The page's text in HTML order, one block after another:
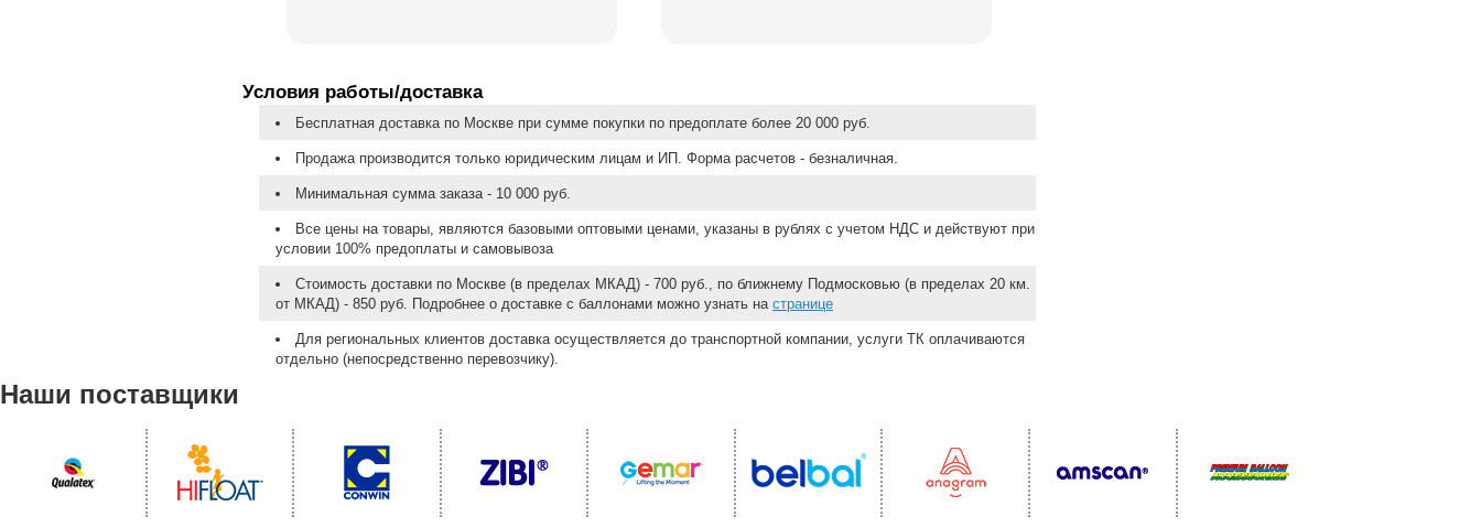
Условия работы/доставка
Бесплатная доставка по Москве при сумме покупки по предоплате более 20 000 руб.
Продажа производится только юридическим лицам и ИП. Форма расчетов - безналичная.
Минимальная сумма заказа - 10 000 руб.
Все цены на товары, являются базовыми оптовыми ценами, указаны в рублях с учетом НДС и действуют при
условии 100% предоплаты и самовывоза
Стоимость доставки по Москве (в пределах МКАД) - 700 руб., по ближнему Подмосковью (в пределах 20 км.
от МКАД) - 850 руб. Подробнее о доставке с баллонами можно узнать на странице
Для региональных клиентов доставка осуществляется до транспортной компании, услуги ТК оплачиваются
отдельно (непосредственно перевозчику).
Наши поставщики